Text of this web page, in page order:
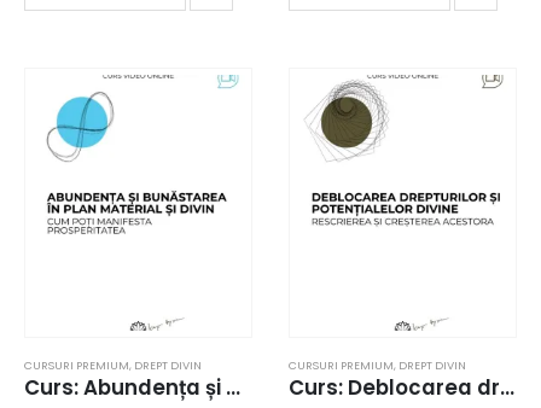
CURSURI PREMIUM, DREPT DIVIN
Curs: Abundența și bunăstarea în plan material și divin
CURSURI PREMIUM, DREPT DIVIN
Curs: Deblocarea drepturilor si potentialelor divine – Constanta – acces online